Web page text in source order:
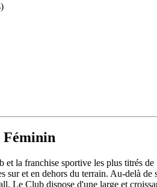
Féminin
la franchise sportive les plus titrés
sur et en dehors du terrain. Au-delà
Le Club dispose d'une large et